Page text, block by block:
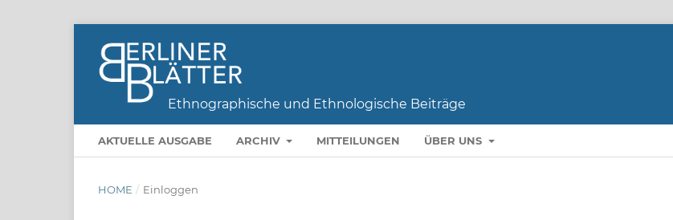
AKTUELLE AUSGABE ARCHIV MITTEILUNGEN ÜBER UNS
HOME / Einloggen